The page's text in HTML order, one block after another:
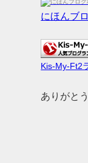
にほんブ
Kis-My-Ft2
ありがと